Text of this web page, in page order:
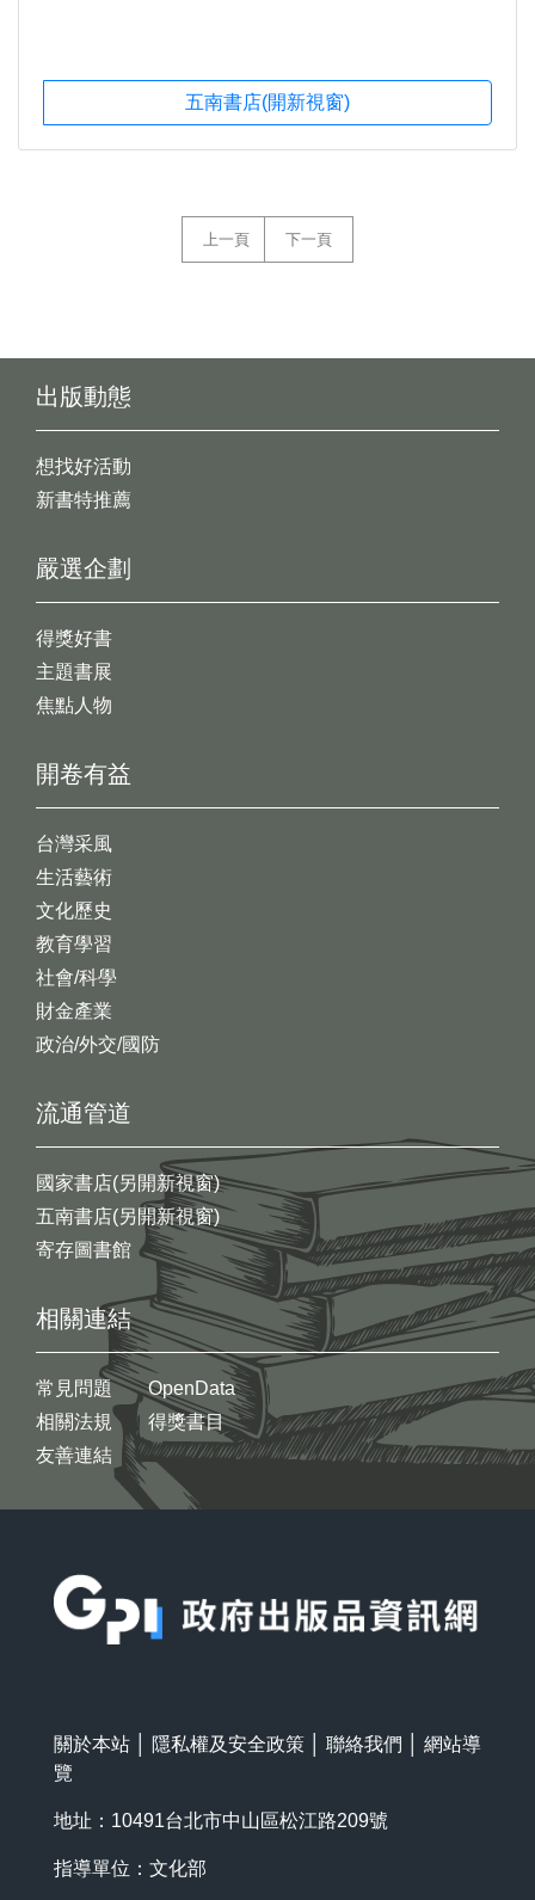
五南書店(開新視窗)
上一頁 下一頁
出版動態
想找好活動
新書特推薦
開卷有益
台灣采風
生活藝術
文化歷史
教育學習
社會/科學
財金產業
政治/外交/國防
嚴選企劃
得獎好書
主題書展
焦點人物
流通管道
國家書店(另開新視窗)
五南書店(另開新視窗)
寄存圖書館
相關連結
常見問題
相關法規
友善連結
OpenData
得獎書目
關於本站 隱私權及安全政策 聯絡我們
網站導
覽
地址：10491台北市中山區松江路209號
指導單位：文化部